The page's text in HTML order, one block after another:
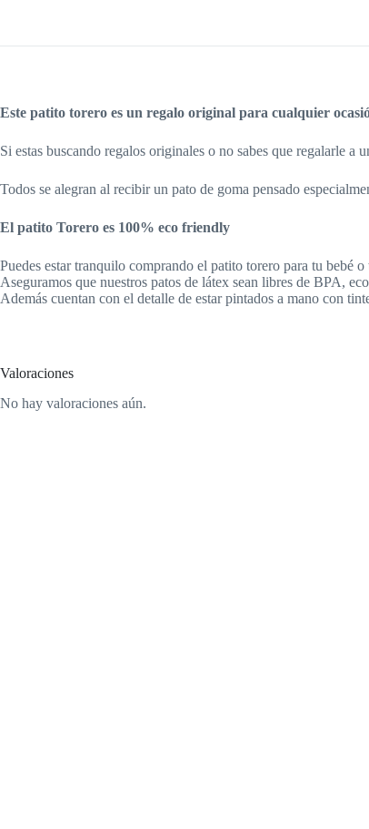
Este patito torero es un regalo original para cualquier
Si estas buscando regalos originales o no sabes que regalarle a
Todos se alegran al recibir un pato de goma pensado
El patito Torero es 100% eco friendly
Puedes estar tranquilo comprando el patito torero para tu bebé
Aseguramos que nuestros patos de látex sean libres de BPA,
Además cuentan con el detalle de estar pintados a mano con
Valoraciones
No hay valoraciones aún.